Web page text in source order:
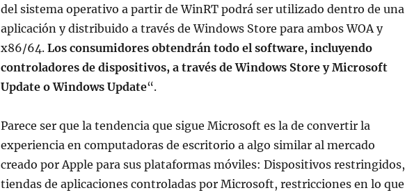
del sistema operativo a partir de WinRT podrá ser utilizado dentro de una
aplicación y distribuido a través de Windows Store para ambos WOA y
x86/64. Los consumidores obtendrán todo el software, incluyendo
controladores de dispositivos, a través de Windows Store y Microsoft
Update o Windows Update“.
Parece ser que la tendencia que sigue Microsoft es la de convertir la
experiencia en computadoras de escritorio a algo similar al mercado
creado por Apple para sus plataformas móviles: Dispositivos restringidos,
tiendas de aplicaciones controladas por Microsoft, restricciones en lo que